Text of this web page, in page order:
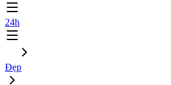
24h
Đẹp